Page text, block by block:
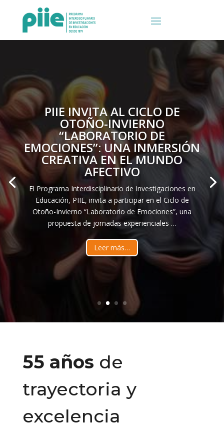
PIIE INVITA AL CICLO DE
OTOÑO-INVIERNO
“LABORATORIO DE
EMOCIONES”: UNA INMERSIÓN
CREATIVA EN EL MUNDO
AFECTIVO
El Programa Interdisciplinario de Investigaciones en
Educación, PIIE, invita a participar en el Ciclo de
Otoño-Invierno “Laboratorio de Emociones”, una
propuesta de jornadas experienciales …
Leer más…
55 años de
trayectoria y
excelencia